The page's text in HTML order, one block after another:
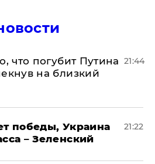
что погубит Путина
на близкий
21:44
победы, Украина
– Зеленский
21:22